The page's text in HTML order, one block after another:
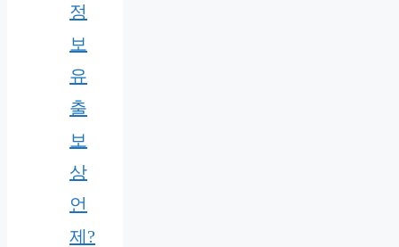
정
보
유
출
보
상
언
제?